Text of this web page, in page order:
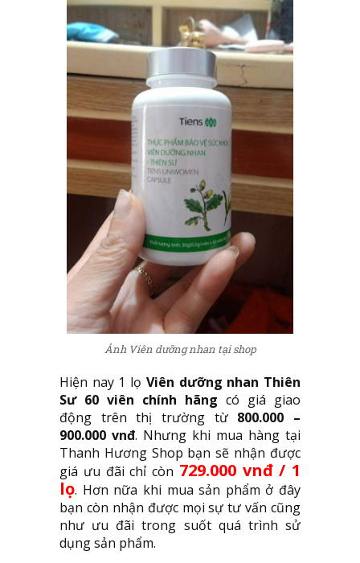
Ảnh Viên dưỡng nhan tại shop
Hiện nay 1 lọ Viên dưỡng nhan Thiên
Sư 60 viên chính hãng có giá giao
động trên thị trường từ 800.000 –
900.000 vnđ. Nhưng khi mua hàng tại
Thanh Hương Shop bạn sẽ nhận được
giá ưu đãi chỉ còn 729.000 vnđ / 1
lọ. Hơn nữa khi mua sản phẩm ở đây
bạn còn nhận được mọi sự tư vấn cũng
như ưu đãi trong suốt quá trình sử
dụng sản phẩm.